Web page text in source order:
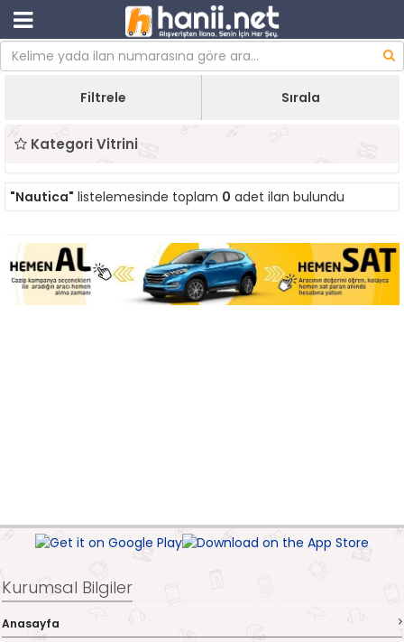
Filtrele Sırala
Kategori Vitrini
"Nautica" listelemesinde toplam 0 adet ilan bulundu
Kurumsal Bilgiler
Anasayfa